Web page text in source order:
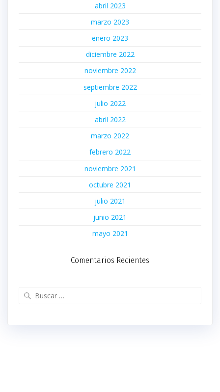
abril 2023
marzo 2023
enero 2023
diciembre 2022
noviembre 2022
septiembre 2022
julio 2022
abril 2022
marzo 2022
febrero 2022
noviembre 2021
octubre 2021
julio 2021
junio 2021
mayo 2021
Comentarios Recientes